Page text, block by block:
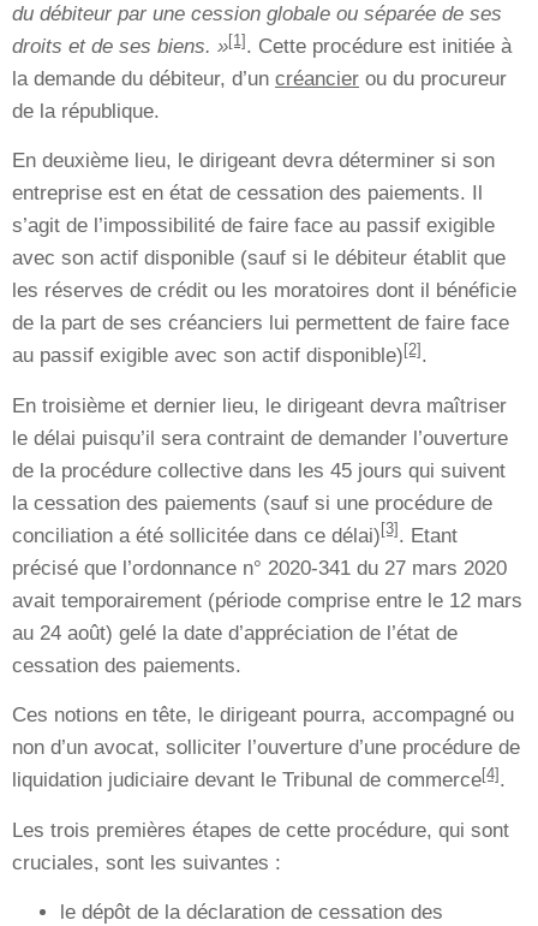
du débiteur par une cession globale ou séparée de ses
droits et de ses biens. »[1]. Cette procédure est initiée à
la demande du débiteur, d’un créancier ou du procureur
de la république.
En deuxième lieu, le dirigeant devra déterminer si son
entreprise est en état de cessation des paiements. Il
s’agit de l’impossibilité de faire face au passif exigible
avec son actif disponible (sauf si le débiteur établit que
les réserves de crédit ou les moratoires dont il bénéficie
de la part de ses créanciers lui permettent de faire face
au passif exigible avec son actif disponible) [2] .
En troisième et dernier lieu, le dirigeant devra maîtriser
le délai puisqu’il sera contraint de demander l’ouverture
de la procédure collective dans les 45 jours qui suivent
la cessation des paiements (sauf si une procédure de
conciliation a été sollicitée dans ce délai) [3] . Etant
précisé que l’ordonnance n° 2020-341 du 27 mars 2020
avait temporairement (période comprise entre le 12 mars
au 24 août) gelé la date d’appréciation de l’état de
cessation des paiements.
Ces notions en tête, le dirigeant pourra, accompagné ou
non d’un avocat, solliciter l’ouverture d’une procédure de
liquidation judiciaire devant le Tribunal de commerce[4] .
Les trois premières étapes de cette procédure, qui sont
cruciales, sont les suivantes :
le dépôt de la déclaration de cessation des